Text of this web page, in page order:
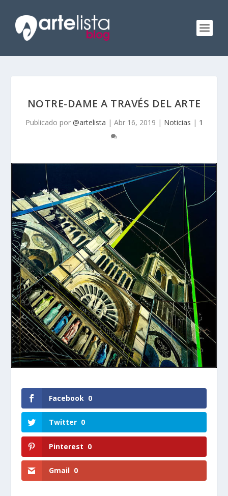
NOTRE-DAME A TRAVÉS DEL ARTE
Publicado por @artelista | Abr 16, 2019 | Noticias | 1
Facebook 0
Twitter 0
Pinterest 0
Gmail 0